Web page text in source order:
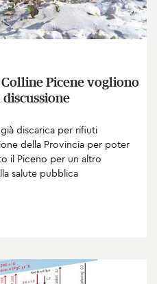
Picene vogliono
discarica per rifiuti
della Provincia per poter
il Piceno per un altro
salute pubblica